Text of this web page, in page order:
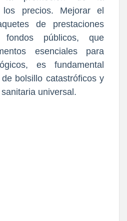
los precios. Mejorar el
de prestaciones
fondos públicos, que
esenciales para
es fundamental
bolsillo catastróficos y
universal.